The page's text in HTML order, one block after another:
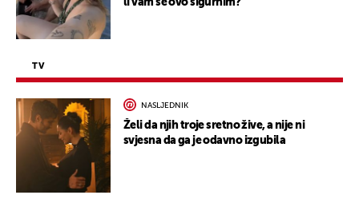
li vam se ovo sigurnim?
TV
NASLJEDNIK
Želi da njih troje sretno žive, a nije ni
svjesna da ga je odavno izgubila